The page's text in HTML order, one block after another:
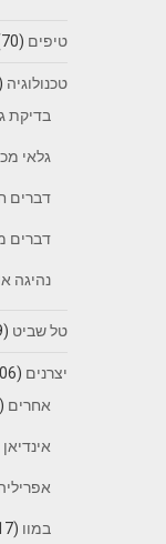
טיפים (70)
טכנולוגיה (51)
בדיקת
גלאי
דברים
דברים
נהיגה
טל שביט (19)
יצרנים (106)
אחרים (11)
אינדיאן
במוו (17)